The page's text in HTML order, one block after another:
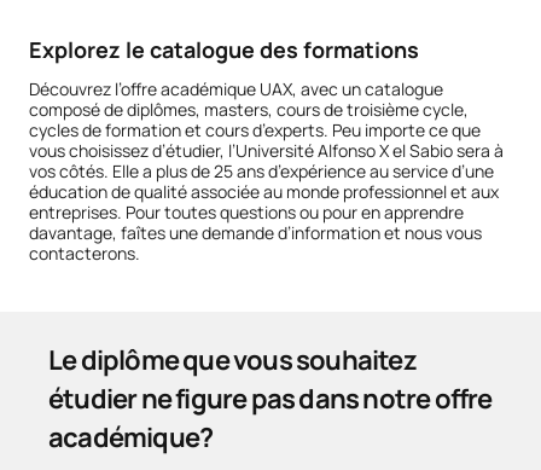
Explorez le catalogue des formations
Découvrez l’offre académique UAX, avec un catalogue
composé de diplômes, masters, cours de troisième cycle,
cycles de formation et cours d’experts. Peu importe ce que
vous choisissez d’étudier, l’Université Alfonso X el Sabio sera à
vos côtés. Elle a plus de 25 ans d’expérience au service d’une
éducation de qualité associée au monde professionnel et aux
entreprises. Pour toutes questions ou pour en apprendre
davantage, faîtes une demande d’information et nous vous
contacterons.
Le diplôme que vous souhaitez
étudier ne figure pas dans notre offre
académique?